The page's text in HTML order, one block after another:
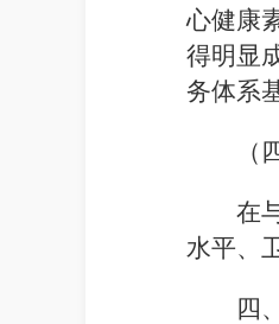
心健康
得明显
务体系
（
在
水平、
四、